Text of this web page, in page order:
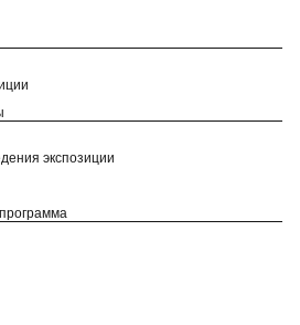
экспозиции